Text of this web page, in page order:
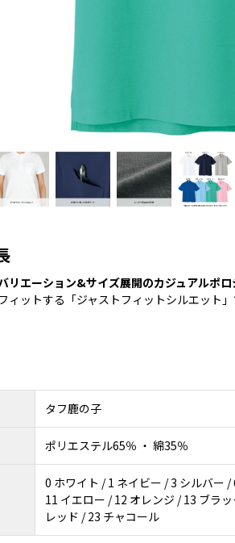
リエーション&サイズ展開のカジュアルポロ
ィットする「ジャストフィットシルエット
タフ鹿の子
ポリエステル65％ ・ 綿35％
0 ホワイト / 1 ネイビー / 3 シルバー
11 イエロー / 12 オレンジ / 13 ブラ
レッド / 23 チャコール